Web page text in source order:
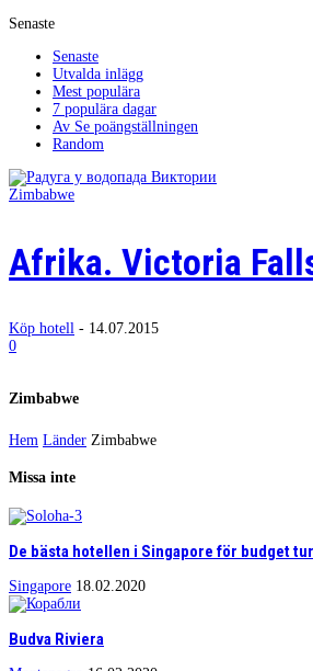
Senaste
Senaste
Utvalda inlägg
Mest populära
7 populära dagar
Av Se poängställningen
Random
Zimbabwe
Afrika. Victoria
Köp hotell - 14.07.2015
0
Zimbabwe
Hem Länder Zimbabwe
Missa inte
De bästa hotellen i Singapore för budget
Singapore 18.02.2020
Budva Riviera